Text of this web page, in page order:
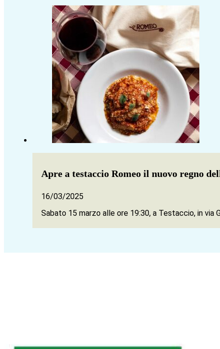
Apre a testaccio Romeo il nuovo regno
16/03/2025
Sabato 15 marzo alle ore 19:30, a Testaccio, in via